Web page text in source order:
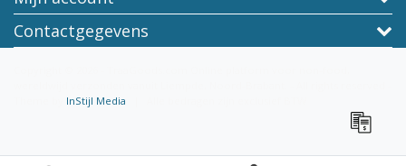
Contactgegevens
InStijl Media